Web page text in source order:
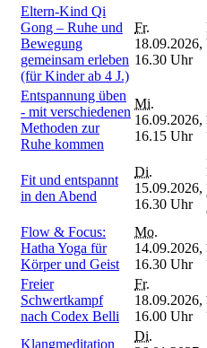
Eltern-Kind Qi
Gong – Ruhe und
Bewegung
gemeinsam erleben
(für Kinder ab 4 J.)
Fr.
18.09.2026,
16.30 Uhr
Entspannung üben
- mit verschiedenen
Methoden zur
Ruhe kommen
Mi.
16.09.2026,
16.15 Uhr
Fit und entspannt
in den Abend
Di.
15.09.2026,
16.30 Uhr
Flow & Focus:
Hatha Yoga für
Körper und Geist
Mo.
14.09.2026,
16.30 Uhr
Freier
Schwertkampf
nach Codex Belli
Fr.
18.09.2026,
16.00 Uhr
Klangmeditation
Di.